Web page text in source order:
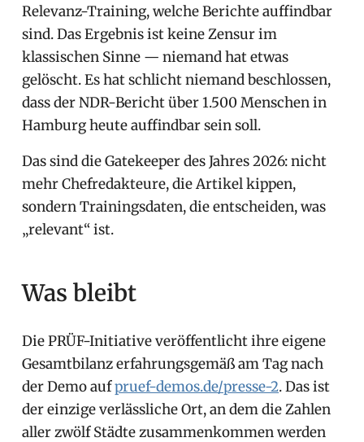
Relevanz-Training, welche Berichte auffindbar
sind. Das Ergebnis ist keine Zensur im
klassischen Sinne — niemand hat etwas
gelöscht. Es hat schlicht niemand beschlossen,
dass der NDR-Bericht über 1.500 Menschen in
Hamburg heute auffindbar sein soll.
Das sind die Gatekeeper des Jahres 2026: nicht
mehr Chefredakteure, die Artikel kippen,
sondern Trainingsdaten, die entscheiden, was
„relevant“ ist.
Was bleibt
Die PRÜF-Initiative veröffentlicht ihre eigene
Gesamtbilanz erfahrungsgemäß am Tag nach
der Demo aufpruef-demos.de/presse-2. Das ist
der einzige verlässliche Ort, an dem die Zahlen
aller zwölf Städte zusammenkommen werden